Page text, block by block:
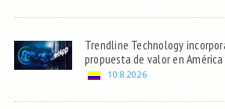
Trendline Technology
propuesta de valor en
10.8.2026